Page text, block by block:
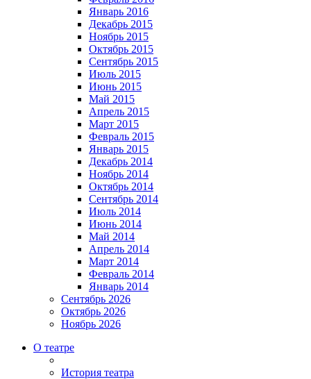
Январь 2016
Декабрь 2015
Ноябрь 2015
Октябрь 2015
Сентябрь 2015
Июль 2015
Июнь 2015
Май 2015
Апрель 2015
Март 2015
Февраль 2015
Январь 2015
Декабрь 2014
Ноябрь 2014
Октябрь 2014
Сентябрь 2014
Июль 2014
Июнь 2014
Май 2014
Апрель 2014
Март 2014
Февраль 2014
Январь 2014
Сентябрь 2026
Октябрь 2026
Ноябрь 2026
О театре
История театра